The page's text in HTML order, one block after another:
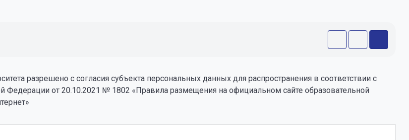
разрешено с согласия субъекта персональных данных для распространения в соответствии с
Федерации от 20.10.2021 № 1802 «Правила размещения на официальном сайте образовательной